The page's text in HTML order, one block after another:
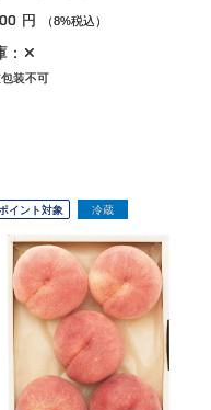
円 （8%税込）
：✕
装不可
イント対象 冷蔵